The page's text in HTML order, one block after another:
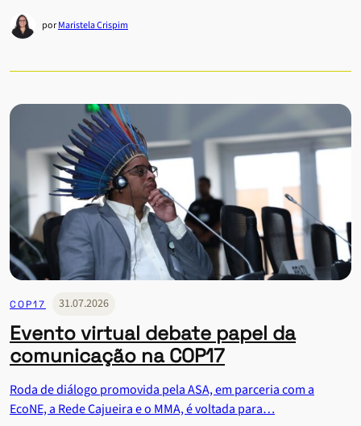
porMaristela Crispim
COP17 31.07.2026
Evento virtual debate papel da
comunicação na COP17
Roda de diálogo promovida pela ASA, em parceria com a
EcoNE, a Rede Cajueira e o MMA, é voltada para…